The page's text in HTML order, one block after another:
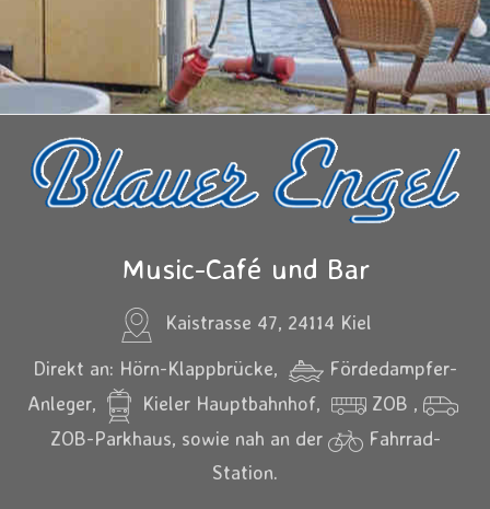
Music-Café und Bar
Kaistrasse 47, 24114 Kiel
Direkt an: Hörn-Klappbrücke,
Fördedampfer-
Anleger,
Kieler Hauptbahnhof,
ZOB ,
ZOB-Parkhaus, sowie nah an der
Fahrrad-
Station.